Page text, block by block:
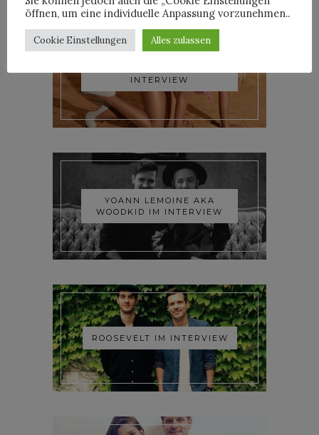
INTERVIEW
YOANN LEMOINE AKA
WOODKID IM INTERVIEW
ROOSEVELT IM INTERVIEW
öffnen, um eine individuelle Anpassung vorzunehmen..
Cookie Einstellungen Alles zulassen